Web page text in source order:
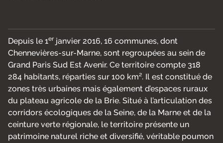
Depuis le 1er janvier 2016, 16 communes, dont
Chennevières-sur-Marne, sont regroupées au sein de
Grand Paris Sud Est Avenir. Ce territoire compte 318
284 habitants, réparties sur 100 km². Il est constitué de
zones très urbaines mais également d’espaces ruraux
du plateau agricole de la Brie. Situé à l’articulation des
corridors écologiques de la Seine, de la Marne et de la
ceinture verte régionale, le territoire présente un
patrimoine naturel riche et diversifié, véritable poumon